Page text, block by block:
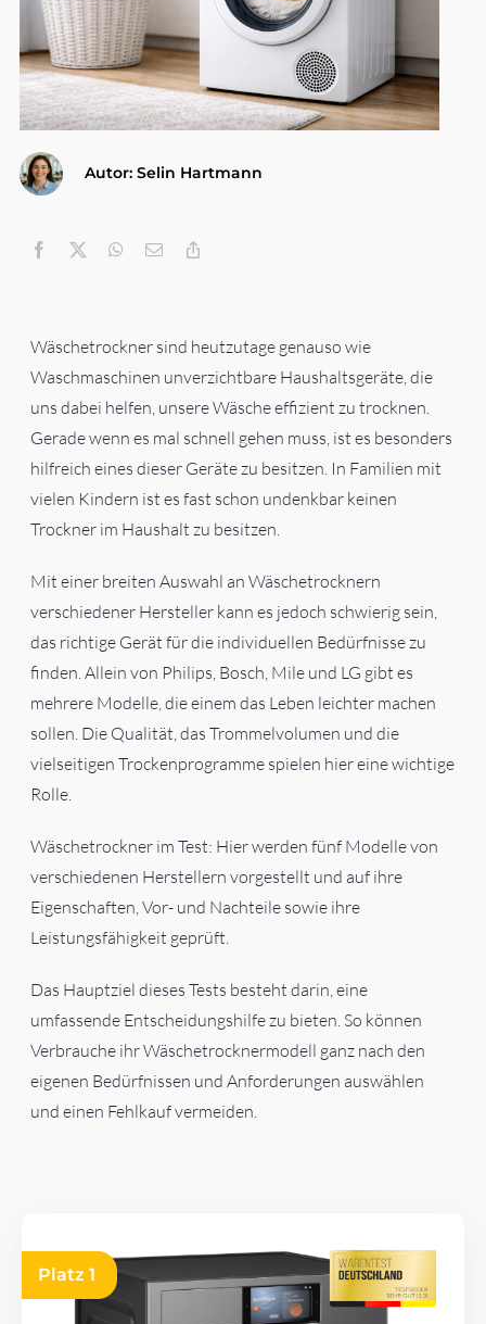
Gesundheit & Körperpflege
Autor: Selin Hartmann
Wäschetrockner sind heutzutage genauso wie
Waschmaschinen unverzichtbare Haushaltsgeräte, die
uns dabei helfen, unsere Wäsche effizient zu trocknen.
Gerade wenn es mal schnell gehen muss, ist es besonders
hilfreich eines dieser Geräte zu besitzen. In Familien mit
vielen Kindern ist es fast schon undenkbar keinen
Trockner im Haushalt zu besitzen.
Mit einer breiten Auswahl an Wäschetrocknern
verschiedener Hersteller kann es jedoch schwierig sein,
das richtige Gerät für die individuellen Bedürfnisse zu
finden. Allein von Philips, Bosch, Mile und LG gibt es
mehrere Modelle, die einem das Leben leichter machen
sollen. Die Qualität, das Trommelvolumen und die
vielseitigen Trockenprogramme spielen hier eine wichtige
Rolle.
Wäschetrockner im Test: Hier werden fünf Modelle von
verschiedenen Herstellern vorgestellt und auf ihre
Eigenschaften, Vor- und Nachteile sowie ihre
Leistungsfähigkeit geprüft.
Das Hauptziel dieses Tests besteht darin, eine
umfassende Entscheidungshilfe zu bieten. So können
Verbrauche ihr Wäschetrocknermodell ganz nach den
eigenen Bedürfnissen und Anforderungen auswählen
und einen Fehlkauf vermeiden.
Platz 1